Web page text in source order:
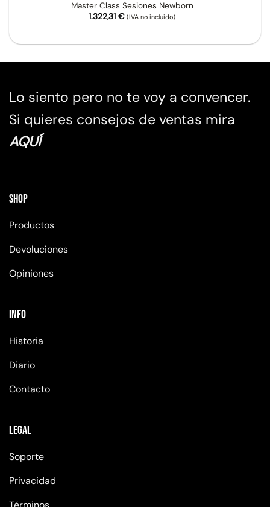
Master Class Sesiones Newborn
1.322,31 € (IVA no incluido)
Lo siento pero no te voy a convencer.
Si quieres consejos de ventas mira
AQUÍ
Shop
Productos
Devoluciones
Opiniones
Info
Historia
Diario
Contacto
Legal
Soporte
Privacidad